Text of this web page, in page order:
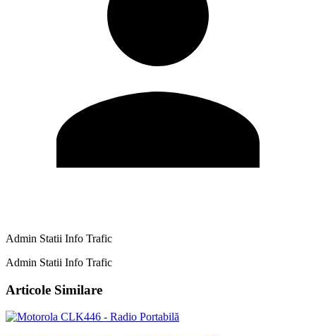
Admin Statii Info Trafic
Admin Statii Info Trafic
Articole Similare